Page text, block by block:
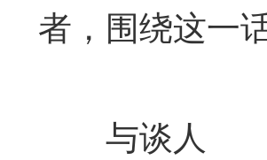
者，围绕这一
与谈人